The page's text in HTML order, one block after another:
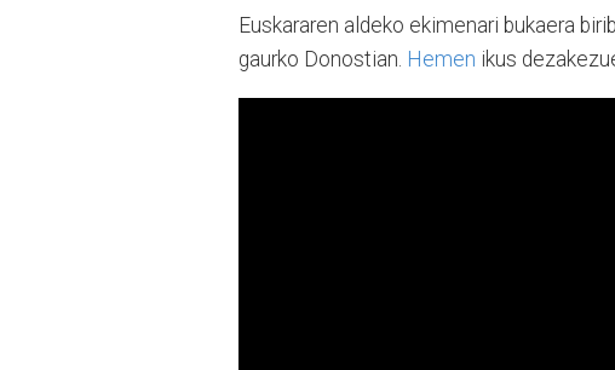
Euskararen aldeko ekimenari bukaera
gaurko Donostian. Hemen ikus